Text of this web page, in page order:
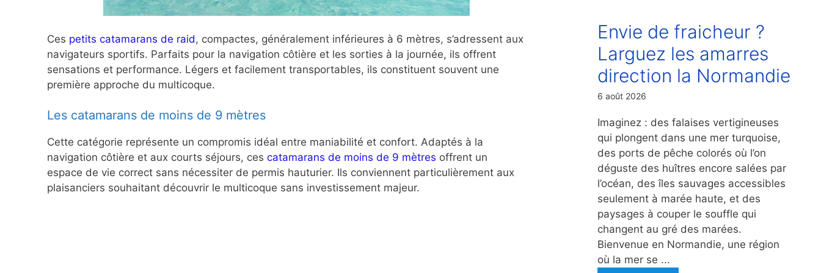
Ces petits catamarans de raid , compactes, généralement inférieures à 6 mètres, s’adressent aux
navigateurs sportifs. Parfaits pour la navigation côtière et les sorties à la journée, ils offrent
sensations et performance. Légers et facilement transportables, ils constituent souvent une
première approche du multicoque.
Les catamarans de moins de 9 mètres
Cette catégorie représente un compromis idéal entre maniabilité et confort. Adaptés à la
navigation côtière et aux courts séjours, ces catamarans de moins de 9 mètres offrent un
espace de vie correct sans nécessiter de permis hauturier. Ils conviennent particulièrement aux
plaisanciers souhaitant découvrir le multicoque sans investissement majeur.
Envie de fraicheur ?
Larguez les amarres
direction la Normandie
6 août 2026
Imaginez : des falaises vertigineuses
qui plongent dans une mer turquoise,
des ports de pêche colorés où l’on
déguste des huîtres encore salées par
l’océan, des îles sauvages accessibles
seulement à marée haute, et des
paysages à couper le souffle qui
changent au gré des marées.
Bienvenue en Normandie, une région
où la mer se ...